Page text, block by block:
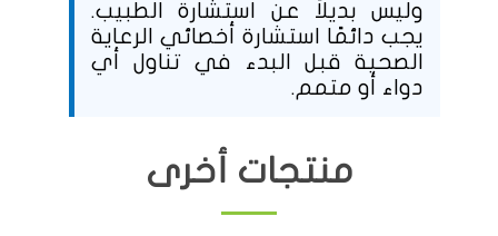
وليس بديلاً عن استشارة الطبيب.
يجب دائمًا استشارة أخصائي الرعاية
الصحية قبل البدء في تناول أي
دواء أو متمم.
منتجات أخرى